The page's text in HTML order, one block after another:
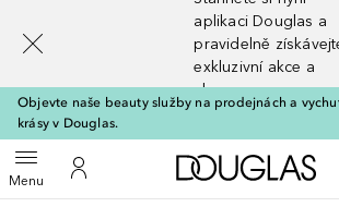
aplikaci Douglas a
pravidelně
exkluzivní akce a
slevy
Objevte naše beauty služby na prodejnách a
krásy v Douglas.
MenuOtevřít menuK mému účtu
Vraťte se
Proveďte vyhledávání
[navigation.slideout.screenreader]